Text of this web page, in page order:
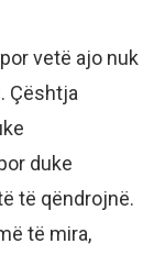
vetë ajo nuk
Çështja
duke
të qëndrojnë.
të mira,